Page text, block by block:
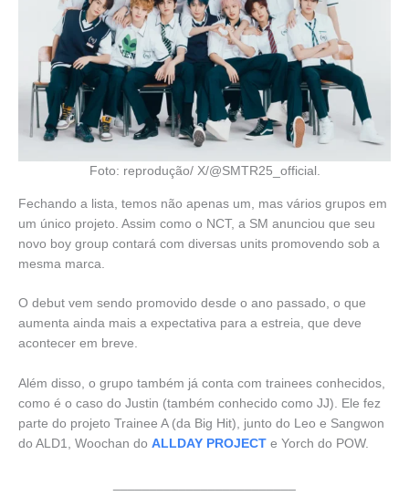
Foto: reprodução/ X/@SMTR25_official.
Fechando a lista, temos não apenas um, mas vários grupos em
um único projeto. Assim como o NCT, a SM anunciou que seu
novo boy group contará com diversas units promovendo sob a
mesma marca.
O debut vem sendo promovido desde o ano passado, o que
aumenta ainda mais a expectativa para a estreia, que deve
acontecer em breve.
Além disso, o grupo também já conta com trainees conhecidos,
como é o caso do Justin (também conhecido como JJ). Ele fez
parte do projeto Trainee A (da Big Hit), junto do Leo e Sangwon
do ALD1, Woochan do ALLDAY PROJECT e Yorch do POW.